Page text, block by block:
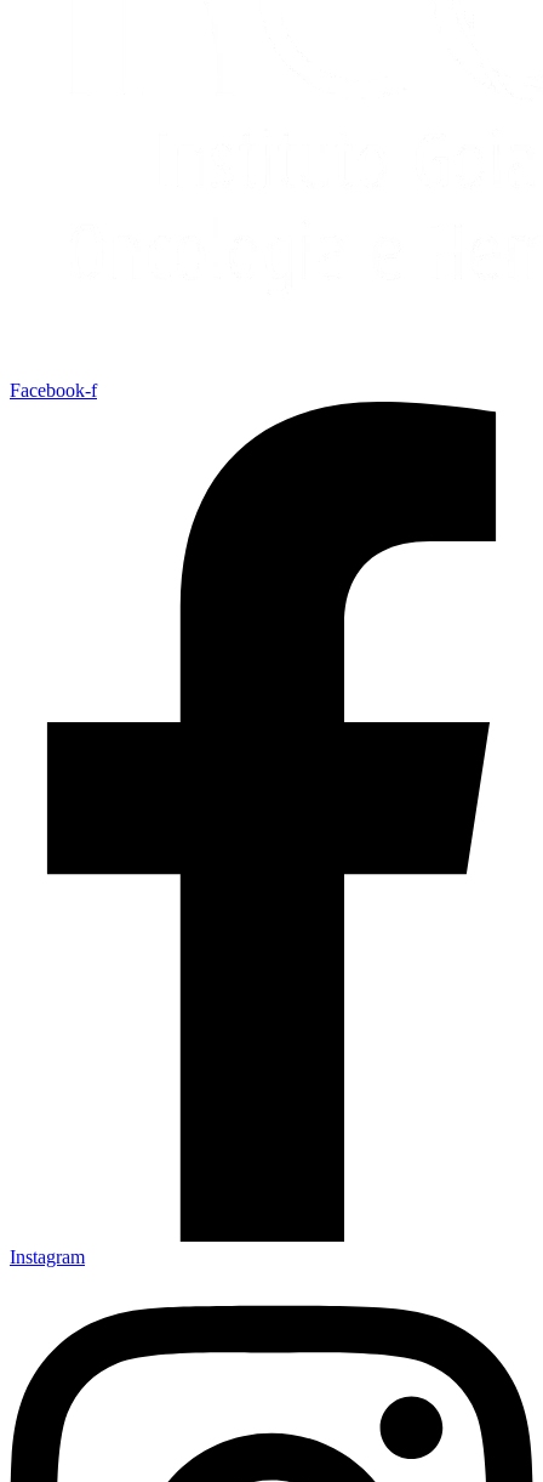
Facebook-f
Instagram